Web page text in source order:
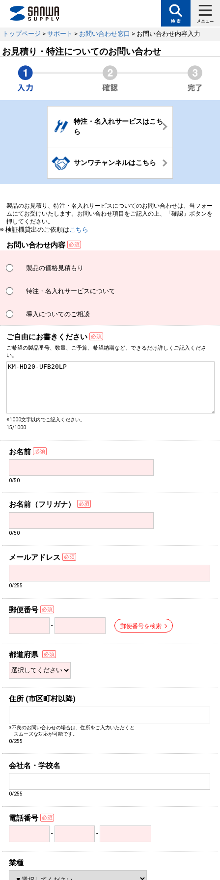
トップページ > サポート > お問い合わせ窓口 > お問い合わせ内容入力
お見積り・特注についてのお問い合わせ
特注・名入れサービスはこち
ら
サンワチャンネルはこちら
製品のお見積り、特注・名入れサービスについてのお問い合わせは、当フォー
ムにてお受けいたします。お問い合わせ項目をご記入の上、「確認」ボタンを
押してください。
※ 検証機貸出のご依頼は こちら
お問い合わせ内容
製品の価格見積もり
特注・名入れサービスについて
導入についてのご相談
ご自由にお書きください
ご希望の製品番号、数量、 ご予算、希望納期など、できるだけ詳しく ご記入くださ
い。
※1000文字以内でご記入ください。
15/1000
お名前
0/50
お名前（フリガナ）
0/50
メールアドレス
0/255
郵便番号
- 郵便番号を検索
都道府県
住所 (市区町村以降)
※不良のお問い合わせの場合は、住所をご入力いただくと
スムーズな対応が可能です。
0/255
会社名・学校名
0/255
電話番号
- -
業種